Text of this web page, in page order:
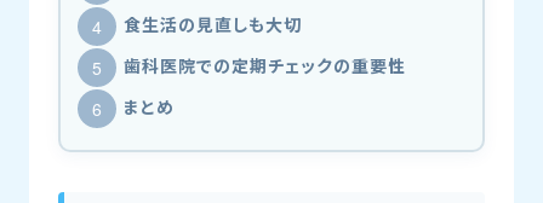
食生活の見直しも大切
歯科医院での定期チェックの重要性
まとめ